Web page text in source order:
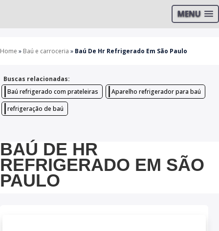
MENU
Home » Baú e carroceria » Baú De Hr Refrigerado Em São Paulo
Buscas relacionadas:
Baú refrigerado com prateleiras
Aparelho refrigerador para baú
refrigeração de baú
BAÚ DE HR
REFRIGERADO EM SÃO
PAULO